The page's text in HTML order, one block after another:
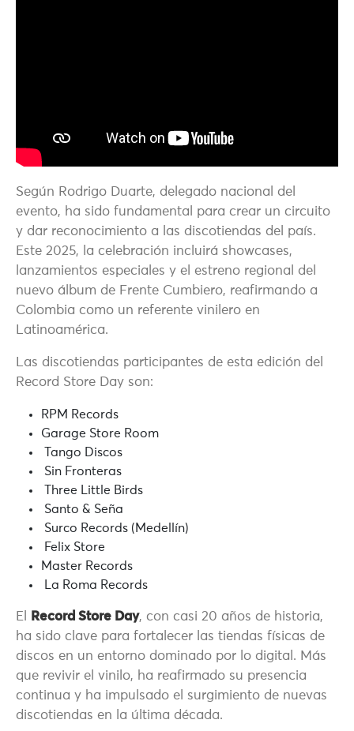
Según Rodrigo Duarte, delegado nacional del
evento, ha sido fundamental para crear un circuito
y dar reconocimiento a las discotiendas del país.
Este 2025, la celebración incluirá showcases,
lanzamientos especiales y el estreno regional del
nuevo álbum de Frente Cumbiero, reafirmando a
Colombia como un referente vinilero en
Latinoamérica.
Las discotiendas participantes de esta edición del
Record Store Day son:
RPM Records
Garage Store Room
Tango Discos
Sin Fronteras
Three Little Birds
Santo & Seña
Surco Records (Medellín)
Felix Store
Master Records
La Roma Records
El Record Store Day, con casi 20 años de historia,
ha sido clave para fortalecer las tiendas físicas de
discos en un entorno dominado por lo digital. Más
que revivir el vinilo, ha reafirmado su presencia
continua y ha impulsado el surgimiento de nuevas
discotiendas en la última década.